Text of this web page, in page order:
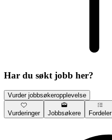
Har du søkt jobb her?
Vurder jobbsøkeropplevelse
Vurderinger Jobbsøkere Fordeler